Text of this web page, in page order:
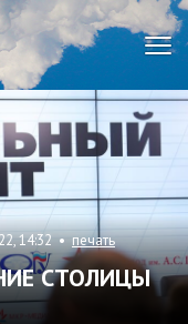
14:32 •печать
СТОЛИЦЫ